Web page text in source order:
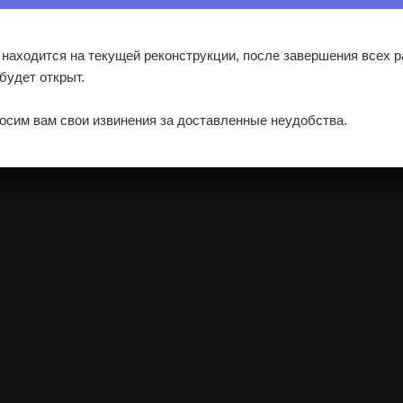
на текущей реконструкции, после завершения всех
открыт.
вам свои извинения за доставленные неудобства.